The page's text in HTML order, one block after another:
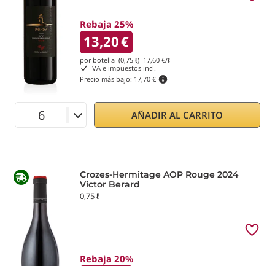
Rebaja 25%
13,20€
por botella (0,75 ℓ) 17,60 €/ℓ
IVA e impuestos incl.
Precio más bajo: 17,70 €
AÑADIR AL CARRITO
Crozes-Hermitage AOP Rouge 2024
Victor Berard
0,75 ℓ
Rebaja 20%